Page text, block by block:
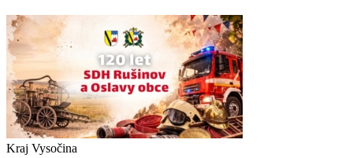
Kraj Vysočina